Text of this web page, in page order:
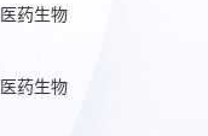
医药生物
医药生物